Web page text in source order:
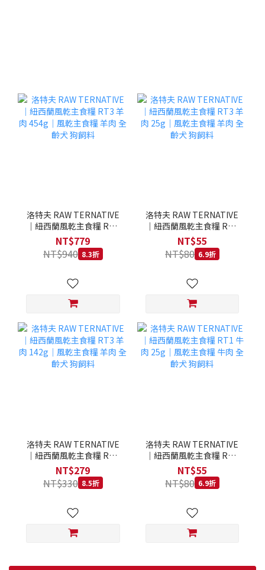
洛特夫 RAW TERNATIVE
｜紐西蘭風乾主食糧 RT3
羊肉 454g｜風乾主食糧 羊
肉 全齡犬 狗飼料
NT$779
NT$940 8.3折
洛特夫 RAW TERNATIVE
｜紐西蘭風乾主食糧 RT3
羊肉 25g｜風乾主食糧 羊
肉 全齡犬 狗飼料
NT$55
NT$80 6.9折
洛特夫 RAW TERNATIVE
｜紐西蘭風乾主食糧 RT3
羊肉 142g｜風乾主食糧 羊
肉 全齡犬 狗飼料
NT$279
NT$330 8.5折
洛特夫 RAW TERNATIVE
｜紐西蘭風乾主食糧 RT1
牛肉 25g｜風乾主食糧 牛
肉 全齡犬 狗飼料
NT$55
NT$80 6.9折